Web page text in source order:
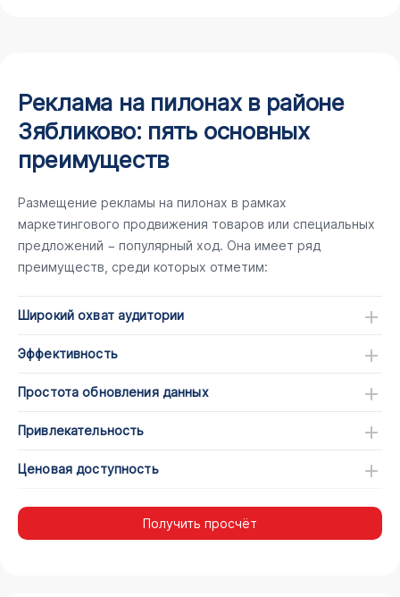
Реклама на пилонах в районе
Зябликово: пять основных
преимуществ
Размещение рекламы на пилонах в рамках
маркетингового продвижения товаров или специальных
предложений − популярный ход. Она имеет ряд
преимуществ, среди которых отметим:
Широкий охват аудитории
Эффективность
Простота обновления данных
Привлекательность
Ценовая доступность
Получить просчёт